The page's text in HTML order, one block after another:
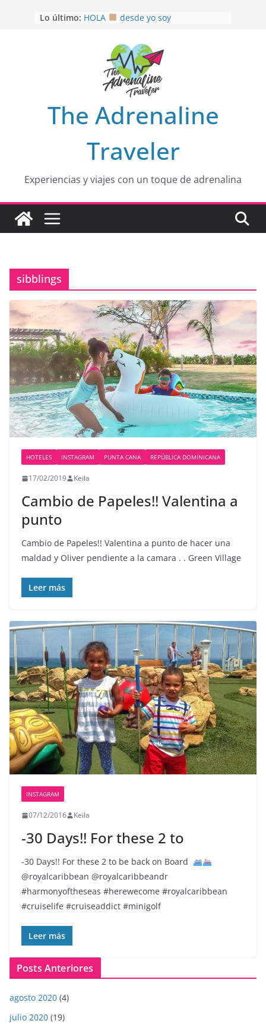
Lo último: HOLA
desde yo soy
EL SENDERO DEL CACAO: Excelente
opción
HOSPEDAJE AL NATURALSHH !!
OTRA PERSPECTIVA de RÍO EL
MULITO!
The Adrenaline
Traveler
Experiencias y viajes con un toque de adrenalina
sibblings
HOTELES INSTAGRAM PUNTA CANA REPÚBLICA DOMINICANA
17/02/2019 Keila
Cambio de Papeles!! Valentina a
punto
Cambio de Papeles!! Valentina a punto de hacer una
maldad y Oliver pendiente a la camara . . Green Village
Leer más
INSTAGRAM
07/12/2016 Keila
-30 Days!! For these 2 to
-30 Days!! For these 2 to be back on Board
@royalcaribbean @royalcaribbeandr
#harmonyoftheseas #herewecome #royalcaribbean
#cruiselife #cruiseaddict #minigolf
Leer más
Posts Anteriores
agosto 2020 (4)
julio 2020 (19)